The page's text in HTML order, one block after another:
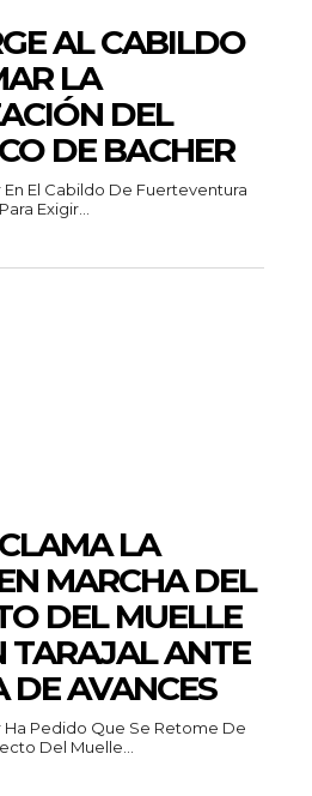
AL CABILDO
LA
DEL
DE BACHER
El Cabildo De Fuerteventura
Exigir...
LA
MARCHA DEL
DEL MUELLE
TARAJAL ANTE
DE AVANCES
Ha Pedido Que Se Retome De
Del Muelle...